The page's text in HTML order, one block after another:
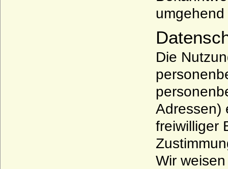
Die
Adressen)
freiwilliger
Wir